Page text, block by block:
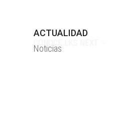
ACTUALIDAD
Noticias